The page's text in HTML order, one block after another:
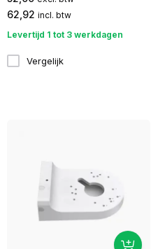
62,92 incl. btw
Levertijd 1 tot 3 werkdagen
Vergelijk